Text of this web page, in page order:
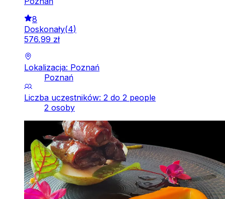
8
Doskonały(4)
576,99 zł
Lokalizacja: Poznań
Poznań
Liczba uczestników: 2 do 2 people
2 osoby